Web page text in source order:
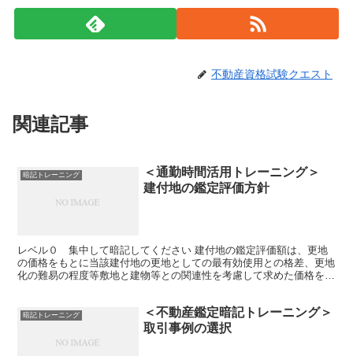
不動産資格試験クエスト
関連記事
暗記トレーニング
＜通勤時間活用トレーニング＞
建付地の鑑定評価方針
レベル０ 集中して暗記してください 建付地の鑑定評価額は、更地
の価格をもとに当該建付地の更地としての最有効使用との格差、更地
化の難易の程度等敷地と建物等との関連性を考慮して求めた価格を標
暗記トレーニング
＜不動産鑑定暗記トレーニング＞
取引事例の選択